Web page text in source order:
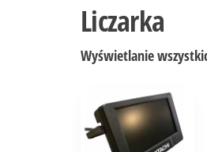
Liczarka
Wyświetlanie